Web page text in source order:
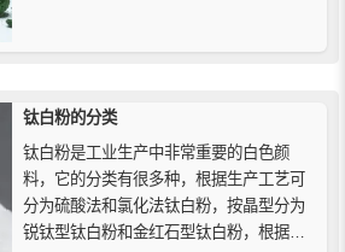
钛白粉的分类
钛白粉是工业生产中非常重要的白色颜
料，它的分类有很多种，根据生产工艺可
分为硫酸法和氯化法钛白粉，按晶型分为
锐钛型钛白粉和金红石型钛白粉，根据钛